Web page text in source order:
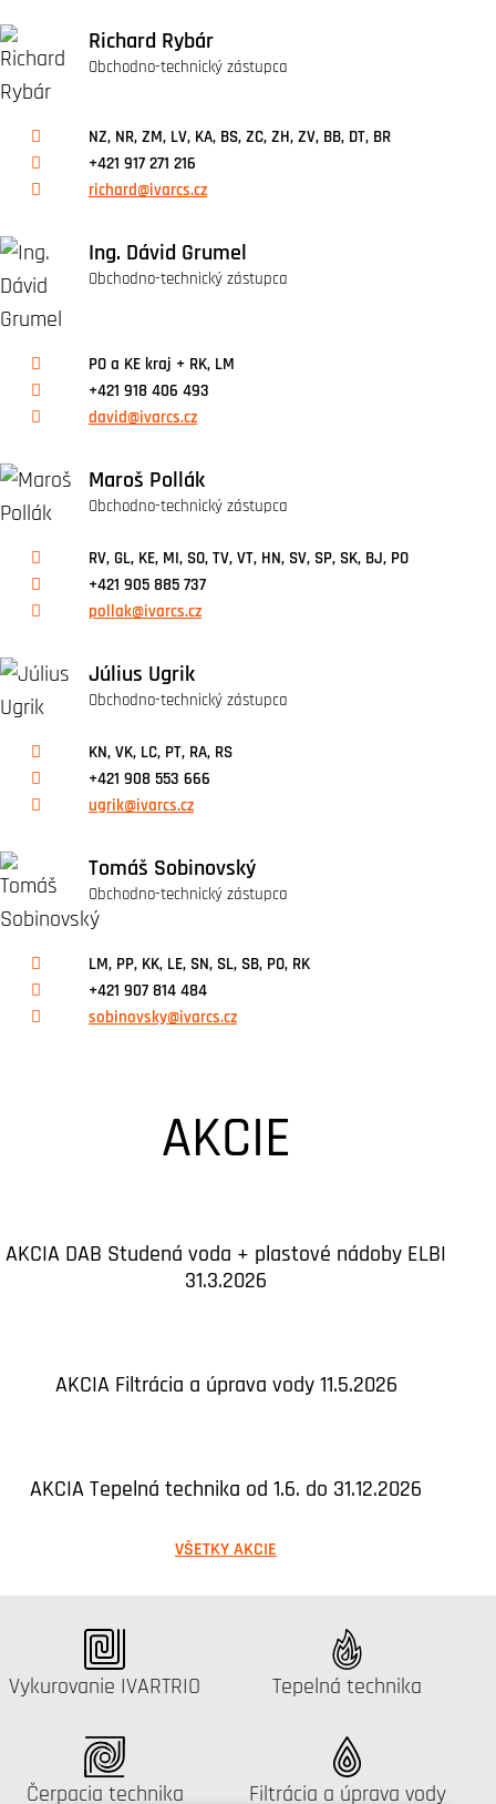
Richard Rybár
Obchodno-technický zástupca
NZ, NR, ZM, LV, KA, BS, ZC, ZH, ZV, BB, DT, BR
+421 917 271 216
richard@ivarcs.cz
Ing. Dávid Grumel
Obchodno-technický zástupca
PO a KE kraj + RK, LM
+421 918 406 493
david@ivarcs.cz
Maroš Pollák
Obchodno-technický zástupca
RV, GL, KE, MI, SO, TV, VT, HN, SV, SP, SK, BJ, PO
+421 905 885 737
pollak@ivarcs.cz
Július Ugrik
Obchodno-technický zástupca
KN, VK, LC, PT, RA, RS
+421 908 553 666
ugrik@ivarcs.cz
Tomáš Sobinovský
Obchodno-technický zástupca
LM, PP, KK, LE, SN, SL, SB, PO, RK
+421 907 814 484
sobinovsky@ivarcs.cz
AKCIE
AKCIA DAB Studená voda + plastové nádoby ELBI
31.3.2026
AKCIA Filtrácia a úprava vody 11.5.2026
AKCIA Tepelná technika od 1.6. do 31.12.2026
VŠETKY AKCIE
Katalógus:
Vykurovanie IVARTRIO Katalógus:
Tepelná technika
Katalógus:
Čerpacia technika Katalógus:
Filtrácia a úprava vody